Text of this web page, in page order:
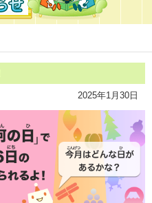
2025年1月30日